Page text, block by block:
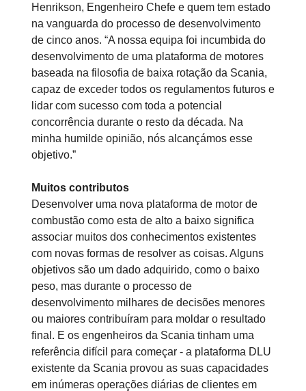
Henrikson, Engenheiro Chefe e quem tem estado
na vanguarda do processo de desenvolvimento
de cinco anos. “A nossa equipa foi incumbida do
desenvolvimento de uma plataforma de motores
baseada na filosofia de baixa rotação da Scania,
capaz de exceder todos os regulamentos futuros e
lidar com sucesso com toda a potencial
concorrência durante o resto da década. Na
minha humilde opinião, nós alcançámos esse
objetivo.”
Muitos contributos
Desenvolver uma nova plataforma de motor de
combustão como esta de alto a baixo significa
associar muitos dos conhecimentos existentes
com novas formas de resolver as coisas. Alguns
objetivos são um dado adquirido, como o baixo
peso, mas durante o processo de
desenvolvimento milhares de decisões menores
ou maiores contribuíram para moldar o resultado
final. E os engenheiros da Scania tinham uma
referência difícil para começar - a plataforma DLU
existente da Scania provou as suas capacidades
em inúmeras operações diárias de clientes em